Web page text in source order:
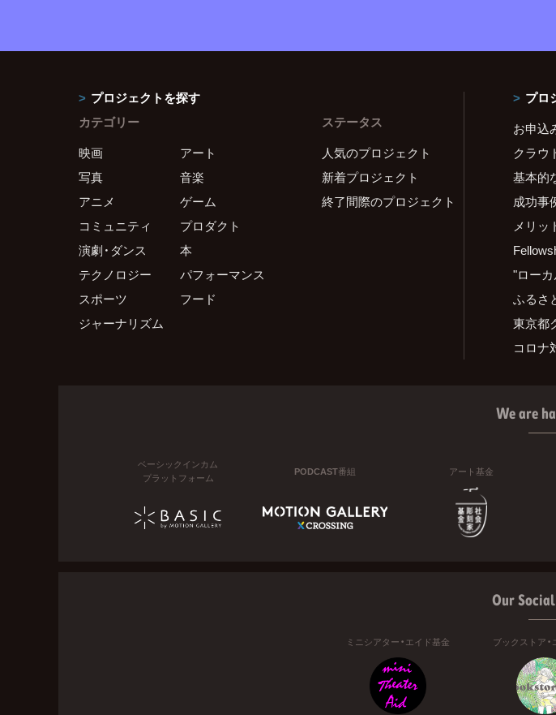
プロジェクトを探す
カテゴリー
映画
アート
写真
音楽
アニメ
ゲーム
コミュニティ
プロダクト
演劇・ダンス
本
テクノロジー
パフォーマンス
スポーツ
フード
ジャーナリズム
ステータス
人気のプロジェクト
新着プロジェクト
終了間際のプロジェクト
プロ
お申込
クラウ
基本的
成功事
メリッ
"ロー
ふるさ
東京都
コロナ
We are
ベーシックインカム
プラットフォーム
PODCAST番組 アート基金
Our
ミニシアター・エイド基金 ブックストア